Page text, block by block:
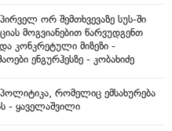
ორ შემთხვევაზე სუს-ში
მოგვიანებით წარვუდგენთ
კონკრეტული მიზეზი -
ენგურჰესზე - კობახიძე
პოლიტიკა, რომელიც ემსახურება
- ყაველაშვილი